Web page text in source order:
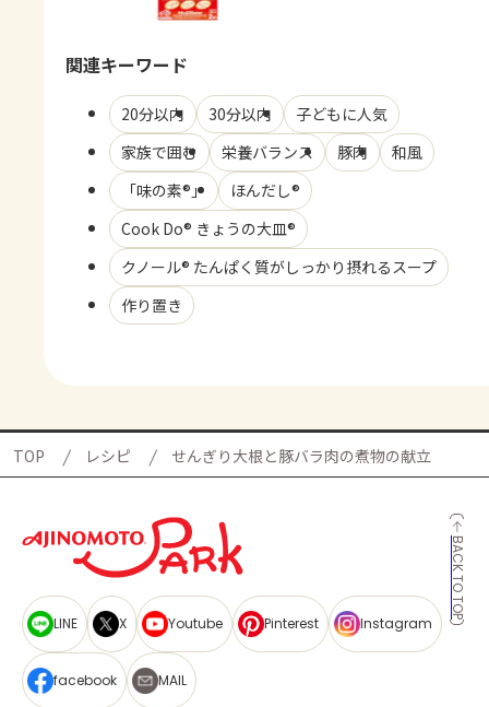
関連キーワード
20分以内 30分以内
子どもに人気
家族で囲む
栄養バランス 豚肉
和風
「味の素®」
ほんだし®
Cook Do® きょうの大皿®
クノール® たんぱく質がしっかり摂れるスープ
作り置き
TOP レシピ せんぎり大根と豚バラ肉の煮物の献立
BACK TO TOP
LINE X Youtube Pinterest Instagram
facebook MAIL